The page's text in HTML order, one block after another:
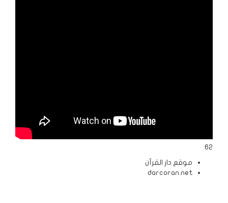
62
موقع دار القرآن
darcoran.net